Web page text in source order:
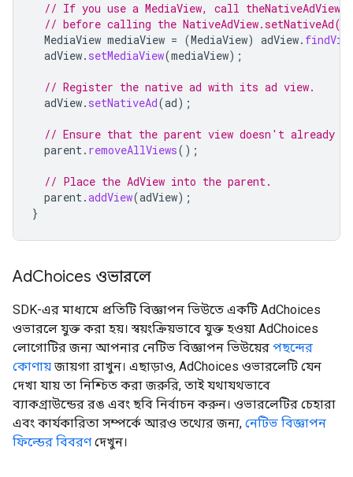
// If you use a MediaView, call
// before calling the NativeAdView.setNativeAd()
MediaView mediaView = (MediaView) adView.
adView. setMediaView(mediaView);
// Register the native ad with its ad view.
adView. setNativeAd(ad);
// Ensure that the parent view doesn't already
parent. removeAllViews();
// Place the AdView into the parent.
parent.addView(adView);
}
AdChoices ওভারলে
SDK-এর মাধ্যমে প্রতিটি বিজ্ঞাপন ভিউতে একটি AdChoices
ওভারলে যুক্ত করা হয়। স্বয়ংক্রিয়ভাবে যুক্ত হওয়া AdChoices
লোগোটির জন্য আপনার নেটিভ বিজ্ঞাপন ভিউয়ের পছন্দের
কোণায়জায়গা রাখুন। এছাড়াও, AdChoices ওভারলেটি যেন
দেখা যায় তা নিশ্চিত করা জরুরি, তাই যথাযথভাবে
ব্যাকগ্রাউন্ডের রঙ এবং ছবি নির্বাচন করুন। ওভারলেটির চেহারা
এবং কার্যকারিতা সম্পর্কে আরও তথ্যের জন্য, নেটিভ বিজ্ঞাপন
ফিল্ডের বিবরণদেখুন।